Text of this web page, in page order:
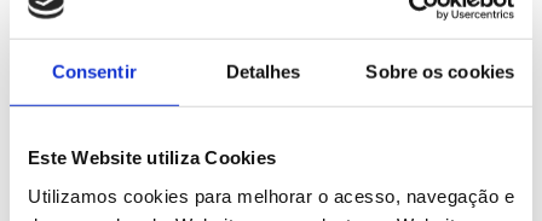
Consentir Detalhes Sobre os cookies
Este Website utiliza Cookies
Utilizamos cookies para melhorar o acesso, navegação e
A 24 de novembro 2020 tomou posse como5º
Presidente do Governo Regional dos Açores. É, por
inerência, Conselheiro de Estado desde novembro
de 2020. Foi reeleito nas eleições regionais de 4 de
Foi também, presidente do conselho de